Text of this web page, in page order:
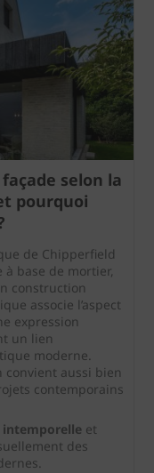
selon la
pourquoi
de Chipperfield
base de mortier,
construction
associe l’aspect
expression
un lien
moderne.
convient aussi bien
contemporains
intemporelle et
des